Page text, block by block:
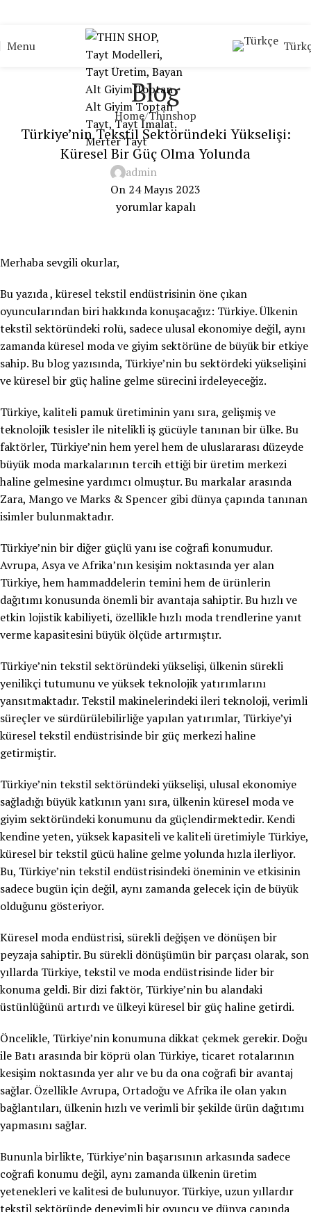
Menu
Blog
Home Thinshop
Türkiye’nin Tekstil Sektöründeki Yükselişi:
Küresel Bir Güç Olma Yolunda
admin
On 24 Mayıs 2023
yorumlar kapalı
Merhaba sevgili okurlar,
Bu yazıda , küresel tekstil endüstrisinin öne çıkan
oyuncularından biri hakkında konuşacağız: Türkiye. Ülkenin
tekstil sektöründeki rolü, sadece ulusal ekonomiye değil, aynı
zamanda küresel moda ve giyim sektörüne de büyük bir etkiye
sahip. Bu blog yazısında, Türkiye’nin bu sektördeki yükselişini
ve küresel bir güç haline gelme sürecini irdeleyeceğiz.
Türkiye, kaliteli pamuk üretiminin yanı sıra, gelişmiş ve
teknolojik tesisler ile nitelikli iş gücüyle tanınan bir ülke. Bu
faktörler, Türkiye’nin hem yerel hem de uluslararası düzeyde
büyük moda markalarının tercih ettiği bir üretim merkezi
haline gelmesine yardımcı olmuştur. Bu markalar arasında
Zara, Mango ve Marks & Spencer gibi dünya çapında tanınan
isimler bulunmaktadır.
Türkiye’nin bir diğer güçlü yanı ise coğrafi konumudur.
Avrupa, Asya ve Afrika’nın kesişim noktasında yer alan
Türkiye, hem hammaddelerin temini hem de ürünlerin
dağıtımı konusunda önemli bir avantaja sahiptir. Bu hızlı ve
etkin lojistik kabiliyeti, özellikle hızlı moda trendlerine yanıt
verme kapasitesini büyük ölçüde artırmıştır.
Türkiye’nin tekstil sektöründeki yükselişi, ülkenin sürekli
yenilikçi tutumunu ve yüksek teknolojik yatırımlarını
yansıtmaktadır. Tekstil makinelerindeki ileri teknoloji, verimli
süreçler ve sürdürülebilirliğe yapılan yatırımlar, Türkiye’yi
küresel tekstil endüstrisinde bir güç merkezi haline
getirmiştir.
Türkiye’nin tekstil sektöründeki yükselişi, ulusal ekonomiye
sağladığı büyük katkının yanı sıra, ülkenin küresel moda ve
giyim sektöründeki konumunu da güçlendirmektedir. Kendi
kendine yeten, yüksek kapasiteli ve kaliteli üretimiyle Türkiye,
küresel bir tekstil gücü haline gelme yolunda hızla ilerliyor.
Bu, Türkiye’nin tekstil endüstrisindeki öneminin ve etkisinin
sadece bugün için değil, aynı zamanda gelecek için de büyük
olduğunu gösteriyor.
Küresel moda endüstrisi, sürekli değişen ve dönüşen bir
peyzaja sahiptir. Bu sürekli dönüşümün bir parçası olarak, son
yıllarda Türkiye, tekstil ve moda endüstrisinde lider bir
konuma geldi. Bir dizi faktör, Türkiye’nin bu alandaki
üstünlüğünü artırdı ve ülkeyi küresel bir güç haline getirdi.
Öncelikle, Türkiye’nin konumuna dikkat çekmek gerekir. Doğu
ile Batı arasında bir köprü olan Türkiye, ticaret rotalarının
kesişim noktasında yer alır ve bu da ona coğrafi bir avantaj
sağlar. Özellikle Avrupa, Ortadoğu ve Afrika ile olan yakın
bağlantıları, ülkenin hızlı ve verimli bir şekilde ürün dağıtımı
yapmasını sağlar.
Bununla birlikte, Türkiye’nin başarısının arkasında sadece
coğrafi konumu değil, aynı zamanda ülkenin üretim
yetenekleri ve kalitesi de bulunuyor. Türkiye, uzun yıllardır
tekstil sektöründe deneyimli bir oyuncu ve dünya çapında